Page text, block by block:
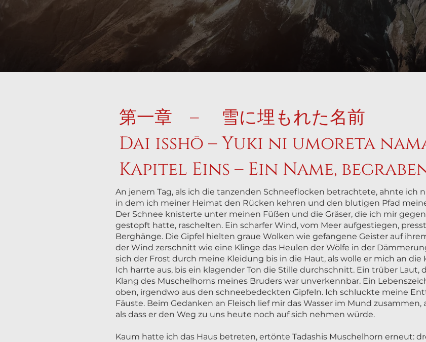
An jenem Tag, als ich die tanzenden Schneeflocken betrachtete, ahnte ich
in dem ich meiner Heimat den Rücken kehren und den blutigen Pfad
Der Schnee knisterte unter meinen Füßen und die Gräser, die ich mir
gestopft hatte, raschelten. Ein scharfer Wind, vom Meer aufgestiegen,
Berghänge. Die Gipfel hielten graue Wolken wie gefangene Geister auf
der Wind zerschnitt wie eine Klinge das Heulen der Wölfe in der
sich der Frost durch meine Kleidung bis in die Haut, als wolle er mich an die
Ich harrte aus, bis ein klagender Ton die Stille durchschnitt. Ein trüber Laut,
Klang des Muschelhorns meines Bruders war unverkennbar. Ein
oben, irgendwo aus den schneebedeckten Gipfeln. Ich schluckte meine
Fäuste. Beim Gedanken an Fleisch lief mir das Wasser im Mund
als dass er den Weg zu uns heute noch auf sich nehmen würde.
Kaum hatte ich das Haus betreten, ertönte Tadashis Muschelhorn erneut:
第一章 – 雪に埋もれた名前
Dai isshō – Yuki ni umoreta
Kapitel Eins – Ein Name,